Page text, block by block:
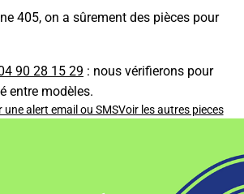
405, on a sûrement des pièces pour
90 28 15 29 : nous vérifierons pour
entre modèles.
alert email ou SMSVoir les autres pieces